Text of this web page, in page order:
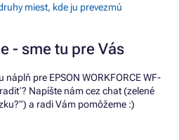
miest, kde ju prevezmú
- sme tu pre Vás
pre EPSON WORKFORCE WF-
Napíšte nám cez chat (zelené
a radi Vám pomôžeme :)